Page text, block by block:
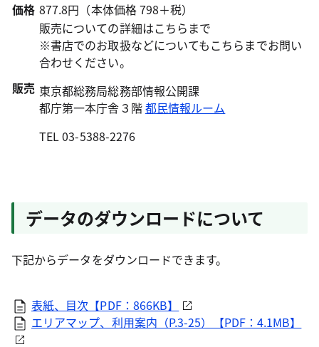
価格 877.8円（本体価格 798＋税）
販売
販売についての詳細はこちらまで
※書店でのお取扱などについてもこちらまでお問い
合わせください。
東京都総務局総務部情報公開課
都庁第一本庁舎３階都民情報ルーム
TEL 03-5388-2276
データのダウンロードについて
下記からデータをダウンロードできます。
表紙、目次【PDF：866KB】
エリアマップ、利用案内（P.3-25）【PDF：4.1MB】